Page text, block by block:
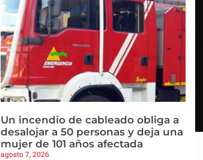
Un incendio de cableado obliga a
desalojar a 50 personas y deja una
mujer de 101 años afectada
agosto 7, 2026